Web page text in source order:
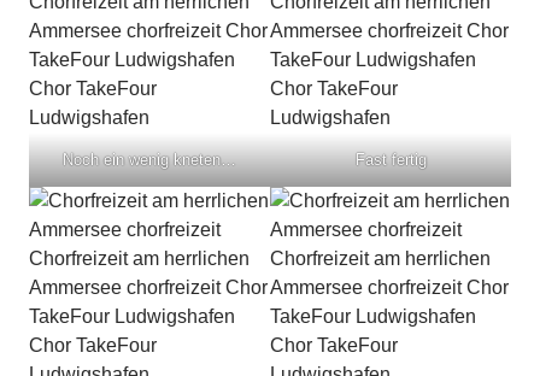
Noch ein wenig kneten… Fast fertig